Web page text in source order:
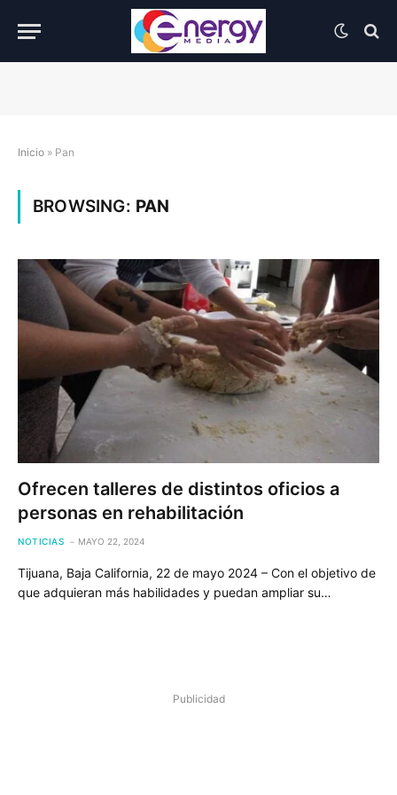
Inicio » Pan
BROWSING: PAN
Ofrecen talleres de distintos oficios a
personas en rehabilitación
NOTICIAS MAYO 22, 2024
Tijuana, Baja California, 22 de mayo 2024 – Con el objetivo de
que adquieran más habilidades y puedan ampliar su…
Publicidad